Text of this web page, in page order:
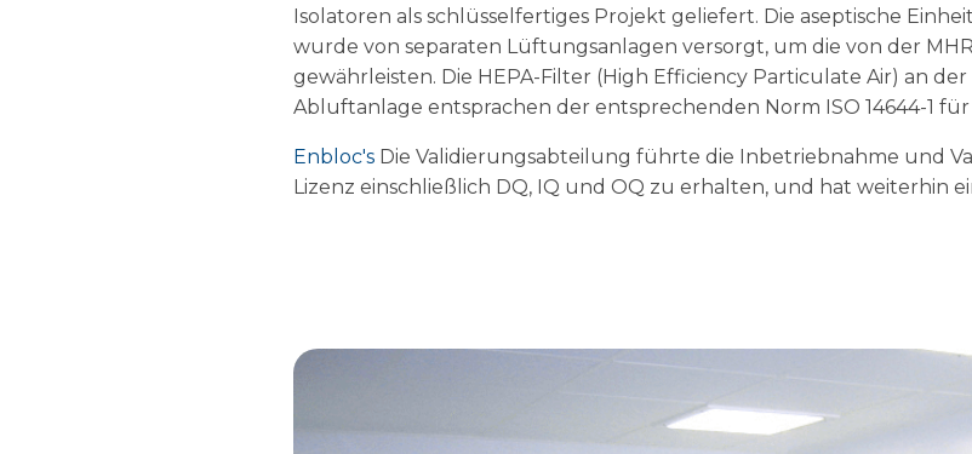
Isolatoren als schlüsselfertiges Projekt geliefert. Die aseptische
wurde von separaten Lüftungsanlagen versorgt, um die von der
gewährleisten. Die HEPA-Filter (High Efficiency Particulate Air) an
Abluftanlage entsprachen der entsprechenden Norm ISO 14644-1
Enbloc's Die Validierungsabteilung führte die Inbetriebnahme und
Lizenz einschließlich DQ, IQ und OQ zu erhalten, und hat weiterhin